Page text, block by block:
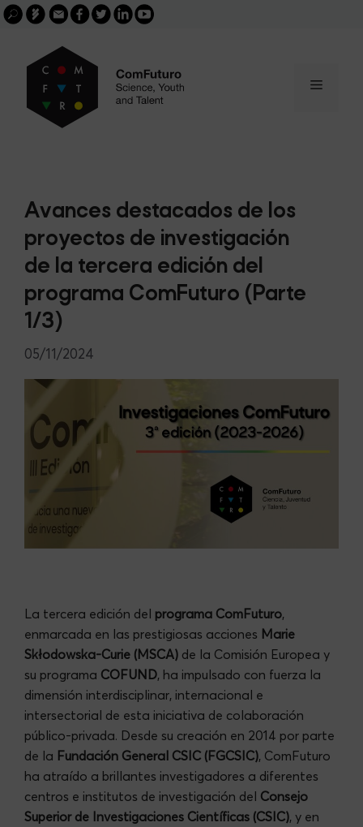
Skip
to
content
buscar
Search
for:
FGCSICEmailfacebook
twitterlinkedinyoutube
Menu
Avances destacados de los
proyectos de investigación
de la tercera edición del
programa ComFuturo (Parte
1/3)
05/11/2024
La tercera edición del programa ComFuturo,
enmarcada en las prestigiosas acciones Marie
Skłodowska-Curie (MSCA) de la Comisión Europea y
su programa COFUND, ha impulsado con fuerza la
dimensión interdisciplinar, internacional e
intersectorial de esta iniciativa de colaboración
público-privada. Desde su creación en 2014 por parte
de la Fundación General CSIC (FGCSIC), ComFuturo
ha atraído a brillantes investigadores a diferentes
centros e institutos de investigación del Consejo
Superior de Investigaciones Científicas (CSIC), y en